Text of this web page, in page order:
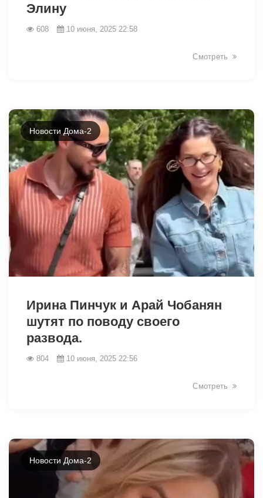
Элину
608 10 июня, 2025 22:58
Смотреть
Новости Дома-2
Ирина Пинчук и Арай Чобанян
шутят по поводу своего
развода.
804 10 июня, 2025 22:56
Смотреть
Новости Дома-2